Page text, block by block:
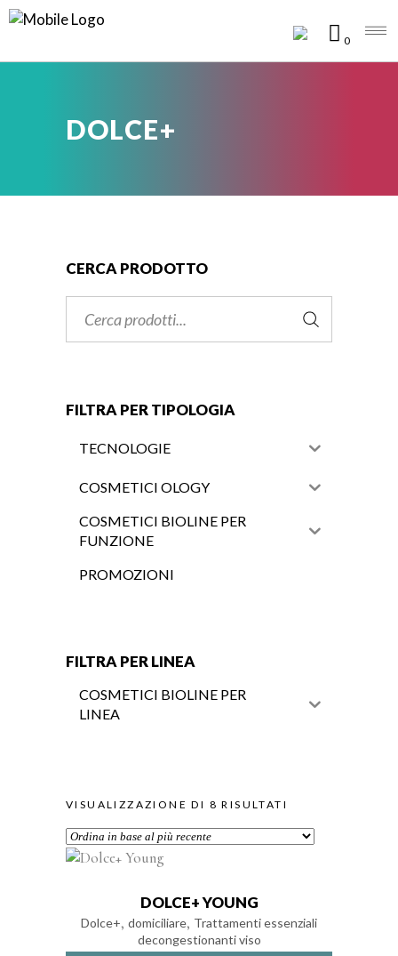
0
DOLCE+
VISUALIZZAZIONE DI 8 RISULTATI
DOLCE+ YOUNG
Dolce+, domiciliare, Trattamenti essenziali
decongestionanti viso
CERCA PRODOTTO
FILTRA PER TIPOLOGIA
TECNOLOGIE
COSMETICI OLOGY
COSMETICI BIOLINE PER
FUNZIONE
PROMOZIONI
FILTRA PER LINEA
COSMETICI BIOLINE PER
LINEA